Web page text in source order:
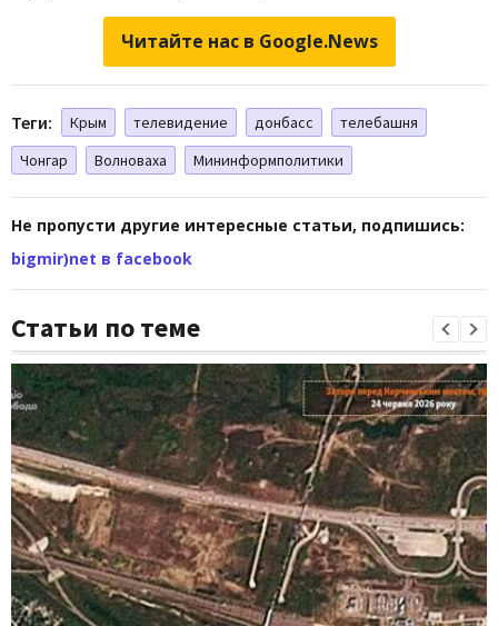
Читайте нас в Google.News
Теги: Крым телевидение донбасс
телебашня
Чонгар
Волноваха Мининформполитики
Не пропусти другие интересные статьи, подпишись:
bigmir)net в facebook
Статьи по теме